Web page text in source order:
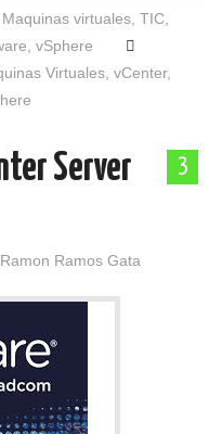
Maquinas virtuales, TIC,
,vSphere
Virtuales ,vCenter,
3
Server
Ramos Gata